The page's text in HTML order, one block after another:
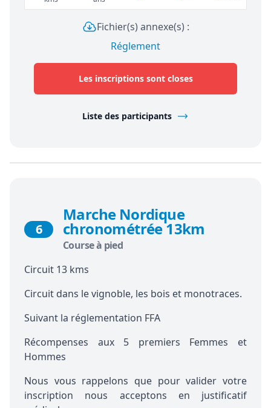
Fichier(s) annexe(s) :
Réglement
Les inscriptions sont closes
Liste des participants
6
Marche Nordique
chronométrée 13km
Course à pied
Circuit 13 kms
Circuit dans le vignoble, les bois et monotraces.
Suivant la réglementation FFA
Récompenses aux 5 premiers Femmes et
Hommes
Nous vous rappelons que pour valider votre
inscription nous acceptons en justificatif